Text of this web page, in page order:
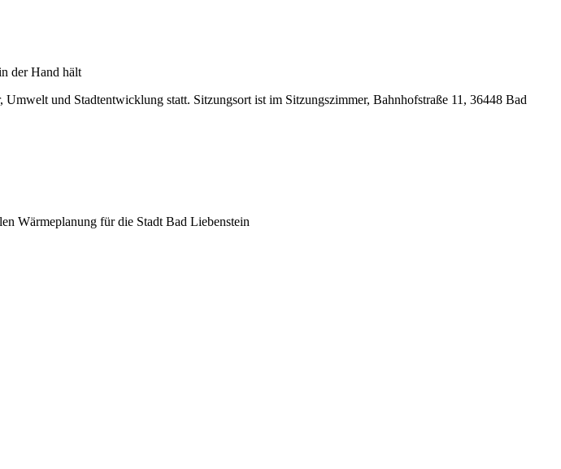
und Stadtentwicklung statt. Sitzungsort ist im Sitzungszimmer, Bahnhofstraße 11, 36448 Bad
Wärmeplanung für die Stadt Bad Liebenstein